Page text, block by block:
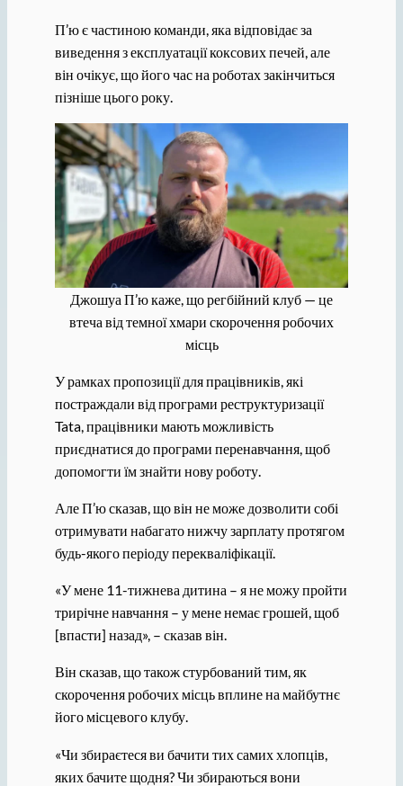
П’ю є частиною команди, яка відповідає за
виведення з експлуатації коксових печей, але
він очікує, що його час на роботах закінчиться
пізніше цього року.
Джошуа П’ю каже, що регбійний клуб — це
втеча від темної хмари скорочення робочих
місць
У рамках пропозиції для працівників, які
постраждали від програми реструктуризації
Tata, працівники мають можливість
приєднатися до програми перенавчання, щоб
допомогти їм знайти нову роботу.
Але П’ю сказав, що він не може дозволити собі
отримувати набагато нижчу зарплату протягом
будь-якого періоду перекваліфікації.
«У мене 11-тижнева дитина – я не можу пройти
трирічне навчання – у мене немає грошей, щоб
[впасти] назад», – сказав він.
Він сказав, що також стурбований тим, як
скорочення робочих місць вплине на майбутнє
його місцевого клубу.
«Чи збираєтеся ви бачити тих самих хлопців,
яких бачите щодня? Чи збираються вони